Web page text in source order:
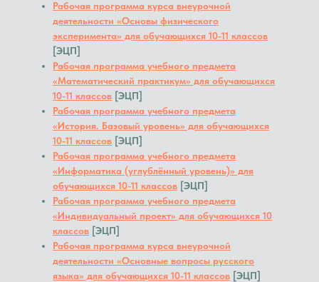
Рабочая программа курса внеурочной
деятельности «Основы физического
эксперимента» для обучающихся 10-11 классов
[ЭЦП]
Рабочая программа учебного предмета
«Математический практикум» для обучающихся
10-11 классов [ЭЦП]
Рабочая программа учебного предмета
«История. Базовый уровень» для обучающихся
10-11 классов [ЭЦП]
Рабочая программа учебного предмета
«Информатика (углублённый уровень)» для
обучающихся 10-11 классов [ЭЦП]
Рабочая программа учебного предмета
«Индивидуальный проект» для обучающихся 10
классов [ЭЦП]
Рабочая программа курса внеурочной
деятельности «Основные вопросы русского
языка» для обучающихся 10-11 классов [ЭЦП]